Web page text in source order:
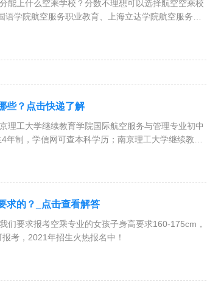
能上什么空乘学校？分数不理想可以选择航空空乘校
学院航空服务职业教育、上海立达学院航空服务职
，学以致用，选择职业教育，大有可为
些？点击快递了解
理工大学继续教育学院国际航空服务与管理专业初中
制，学信网可查本科学历；南京理工大学继续教育
，学信网可查本科学历、高中生5年制，学信网可查
求的？_点击查看解答
们要求报考空乘专业的女孩子身高要求160-175cm，
考，2021年招生火热报名中！